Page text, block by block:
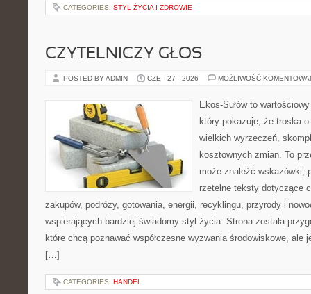
CATEGORIES: STYL ŻYCIA I ZDROWIE
CZYTELNICZY GŁOS
POSTED BY ADMIN CZE - 27 - 2026 MOŻLIWOŚĆ
Ekos-Sułów to
który pokazuje, że troska
wielkich wyrzeczeń,
kosztownych zmian. To
może znaleźć wskazówki,
rzetelne teksty dotyczące
zakupów, podróży, gotowania, energii, recyklingu, przyrody i
wspierających bardziej świadomy styl życia. Strona została
które chcą poznawać współczesne wyzwania środowiskowe, ale
[…]
CATEGORIES: HANDEL